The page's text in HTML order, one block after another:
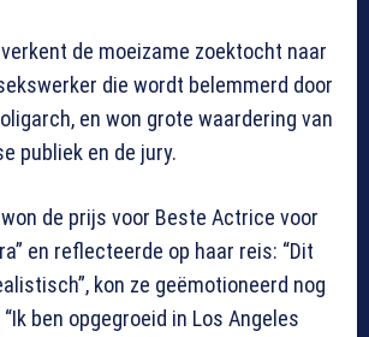
verkent de moeizame zoektocht naar
die wordt belemmerd door
en won grote waardering van
publiek en de jury.
de prijs voor Beste Actrice voor
en reflecteerde op haar reis: “Dit
kon ze geëmotioneerd nog
ben opgegroeid in Los Angeles